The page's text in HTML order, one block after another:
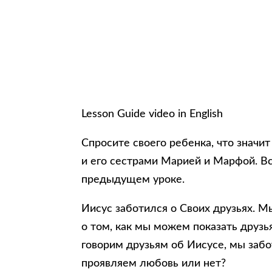
Lesson Guide video in English
Спросите своего ребенка, что
и его сестрами Марией и Марфой.
предыдущем уроке.
Иисус заботился о Своих друзьях.
о том, как мы можем показать
говорим друзьям об Иисусе, мы
проявляем любовь или нет?